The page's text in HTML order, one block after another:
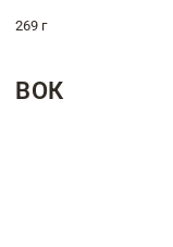
269 г
ВОК